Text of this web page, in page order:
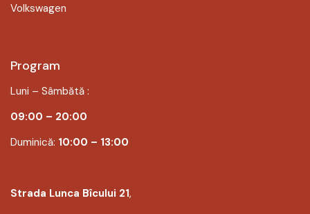
Volkswagen
Program
Luni – Sâmbătă :
09:00 – 20:00
Duminică: 10:00 – 13:00
Strada Lunca Bîcului 21,